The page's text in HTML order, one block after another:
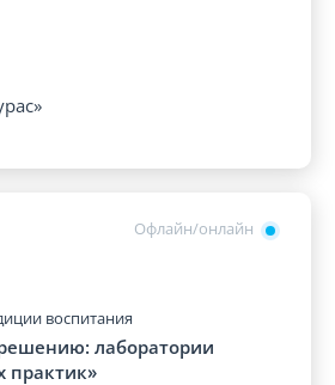
Офлайн/онлайн
воспитания
лаборатории
практик»